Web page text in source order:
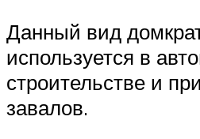
Данный вид
используется в
строительстве и
завалов.